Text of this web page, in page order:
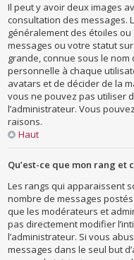
Il peut y avoir deux images
consultation des messages.
généralement des étoiles
messages ou votre statut
grande, connue sous le
personnelle à chaque
avatars et de décider de la
vous ne pouvez pas utiliser
l’administrateur. Vous
raisons.
Haut
Qu’est-ce que mon rang et
Les rangs qui apparaissent
nombre de messages
que les modérateurs et
pas directement modifier
l’administrateur. Si vous
messages dans le seul but